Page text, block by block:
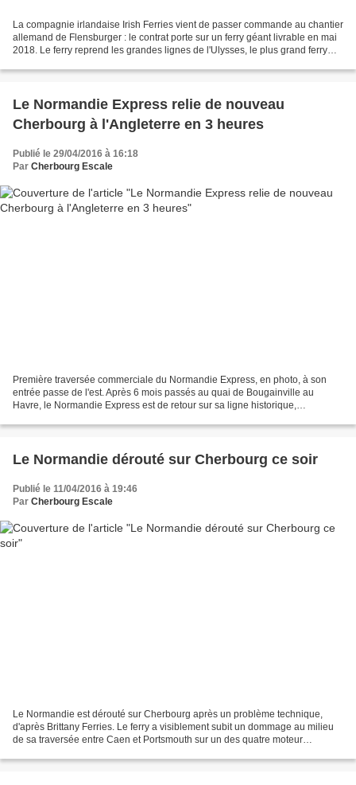
La compagnie irlandaise Irish Ferries vient de passer commande au chantier
allemand de Flensburger : le contrat porte sur un ferry géant livrable en mai
2018. Le ferry reprend les grandes lignes de l'Ulysses, le plus grand ferry
Le Normandie Express relie de nouveau
Cherbourg à l'Angleterre en 3 heures
Publié le 29/04/2016 à 16:18
Par Cherbourg Escale
Première traversée commerciale du Normandie Express, en photo, à son
entrée passe de l'est. Après 6 mois passés au quai de Bougainville au
Havre, le Normandie Express est de retour sur sa ligne historique,
Le Normandie dérouté sur Cherbourg ce soir
Publié le 11/04/2016 à 19:46
Par Cherbourg Escale
Le Normandie est dérouté sur Cherbourg après un problème technique,
d'après Brittany Ferries. Le ferry a visiblement subit un dommage au milieu
de sa traversée entre Caen et Portsmouth sur un des quatre moteur